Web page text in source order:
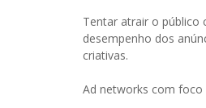
Tentar atrair o público
desempenho dos
criativas.
Ad networks com foco